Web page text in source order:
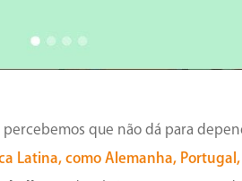
que não dá para
Latina, como Alemanha,